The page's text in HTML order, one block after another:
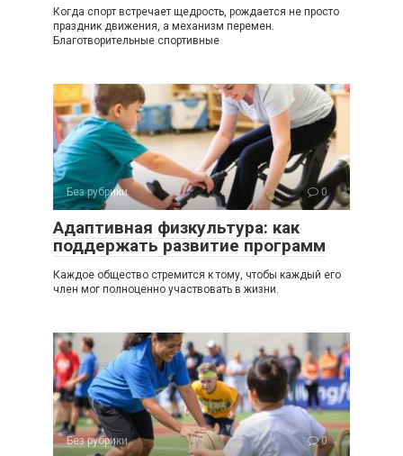
Когда спорт встречает щедрость, рождается не просто
праздник движения, а механизм перемен.
Благотворительные спортивные
Без рубрики 0
Адаптивная физкультура: как
поддержать развитие программ
Каждое общество стремится к тому, чтобы каждый его
член мог полноценно участвовать в жизни.
Без рубрики 0